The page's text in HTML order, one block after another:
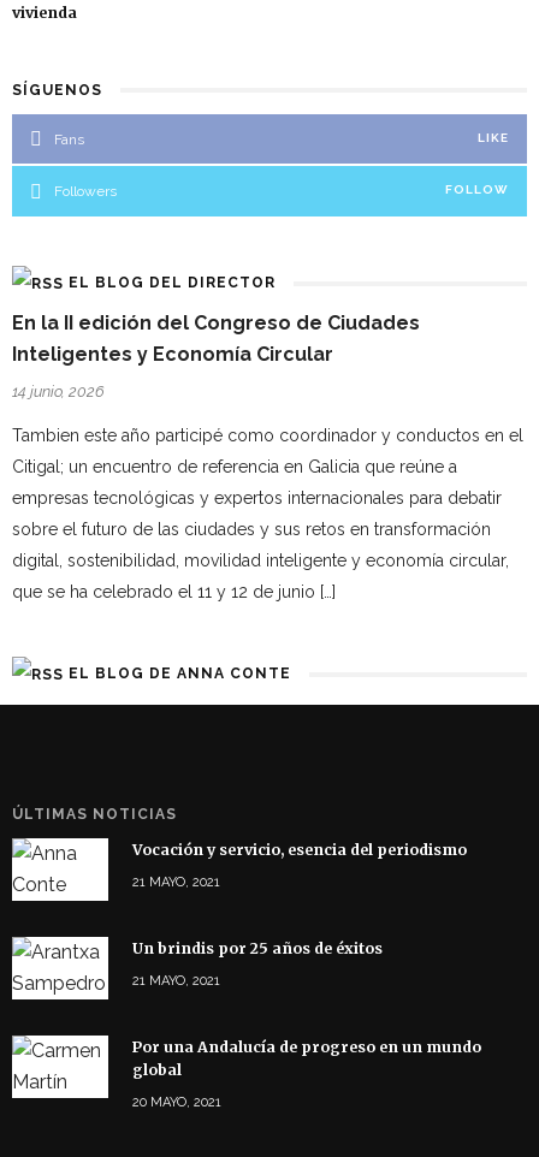
vivienda
SÍGUENOS
Fans LIKE
Followers FOLLOW
EL BLOG DEL DIRECTOR
En la II edición del Congreso de Ciudades
Inteligentes y Economía Circular
14 junio, 2026
Tambien este año participé como coordinador y conductos en el
Citigal; un encuentro de referencia en Galicia que reúne a
empresas tecnológicas y expertos internacionales para debatir
sobre el futuro de las ciudades y sus retos en transformación
digital, sostenibilidad, movilidad inteligente y economía circular,
que se ha celebrado el 11 y 12 de junio […]
EL BLOG DE ANNA CONTE
ÚLTIMAS NOTICIAS
Vocación y servicio, esencia del periodismo
21 MAYO, 2021
Un brindis por 25 años de éxitos
21 MAYO, 2021
Por una Andalucía de progreso en un mundo
global
20 MAYO, 2021